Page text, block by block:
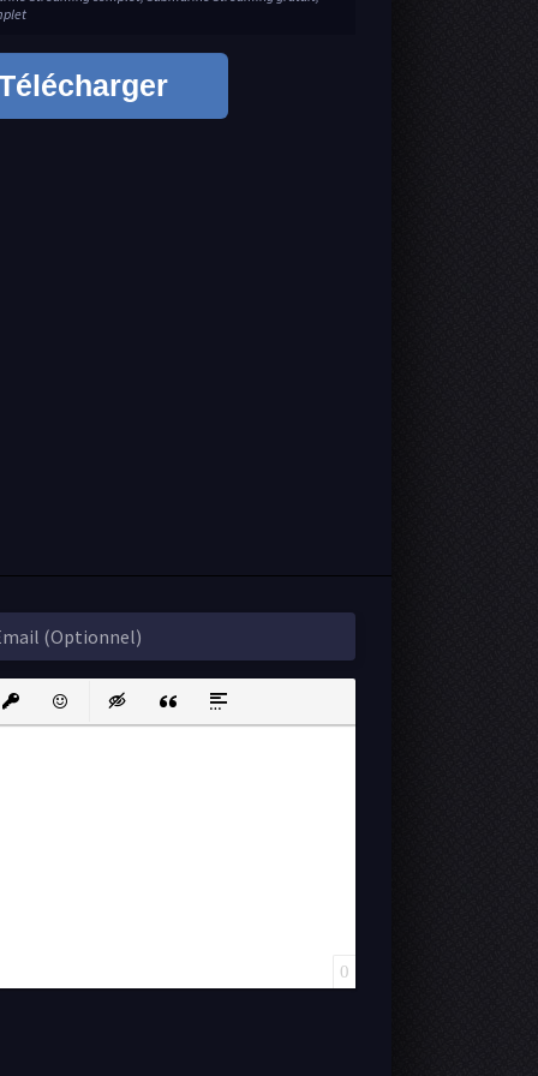
protected link
EmoticonsInsert hidden text
Insert QuoteInsert spoiler
0